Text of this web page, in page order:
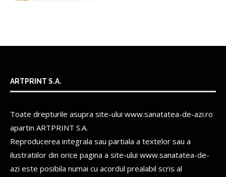
ARTPRINT S.A.
Toate drepturile asupra site-ului www.sanatatea-de-azi.ro
apartin ARTPRINT S.A.
Reproducerea integrala sau partiala a textelor sau a
ilustratiilor din orice pagina a site-ului www.sanatatea-de-
azi este posibila numai cu acordul prealabil scris al